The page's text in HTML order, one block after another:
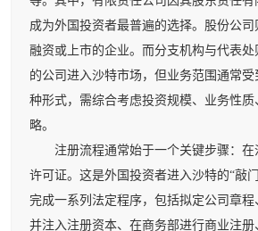
成为外国投资者最普遍的选择。股份公
融资或上市的企业。而分支机构与代表
的公司进入沙特市场，但业务范围通常
种形式，需综合考虑投资规模、业务性
略。
注册流程通常始于一个关键步骤：在
许可证。这是外国投资者进入沙特的“敲
完成一系列法定程序，包括拟定公司章程
并注入注册资本、在商务部进行商业注册